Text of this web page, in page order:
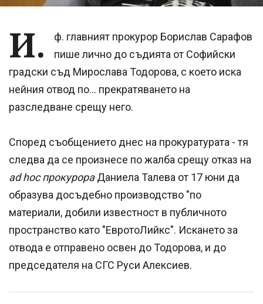
И.
ф. главният прокурор Борислав Сарафов
пише лично до съдията от Софийски
градски съд Мирослава Тодорова, с което иска
нейния отвод по... прекратяването на
разследване срещу него.
Според съобщението днес на прокуратурата - тя
следва да се произнесе по жалба срещу отказ на
ad hoc прокурораДаниела Талева от 17 юни да
образува досъдебно производство "по
материали, добили известност в публичното
пространство като "ЕвротоЛийкс". Искането за
отвода е отправено освен до Тодорова, и до
председателя на СГС Руси Алексиев.